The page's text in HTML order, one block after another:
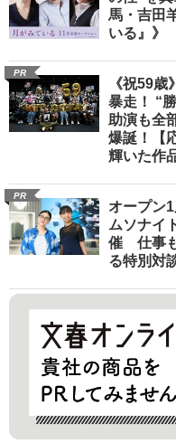
馬・吉田
いる』》
PR
《祝59
暴走！ “
助演も全
爆誕！【
輝いた作
PR
オープン
ムソナイ
催 仕事
る特別対